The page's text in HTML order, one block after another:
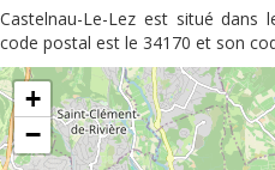
Castelnau-Le-Lez est situé dans
code postal est le 34170 et son
+
−